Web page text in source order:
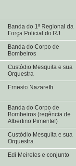
Banda do 1º Regional da
Força Policial do RJ
Banda do Corpo de
Bombeiros
Custódio Mesquita e sua
Orquestra
Ernesto Nazareth
Banda do Corpo de
Bombeiros (regência de
Albertino Pimentel)
Custódio Mesquita e sua
Orquestra
Edi Meireles e conjunto